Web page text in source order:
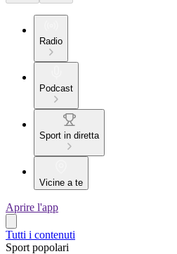
Radio
Podcast
Sport in diretta
Vicine a te
Aprire l'app
Tutti i contenuti
Sport popolari